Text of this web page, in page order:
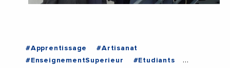
#Apprentissage
#Artisanat
#EnseignementSuperieur
#Etudiants